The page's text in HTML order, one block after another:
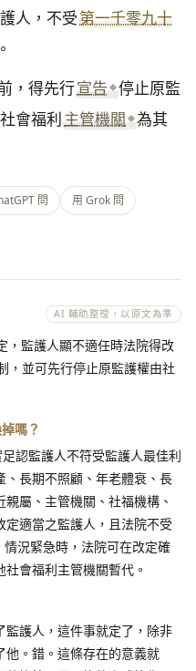
人，不受第一千零九十
，得先行宣告 停止原監
會福利主管機關 為其
問
用 Grok 問
AI 輔助整理，以原文為準
，監護人顯不適任時法院得改
，並可先行停止原監護權由社
嗎？
認監護人不符受監護人最佳利
長期不照顧、年老體衰、長
屬、主管機關、社福機構、
適當之監護人，且法院不受
況緊急時，法院可在改定確
會福利主管機關暫代。
護人，這件事就定了，除非
他。錯。這條存在的意義就